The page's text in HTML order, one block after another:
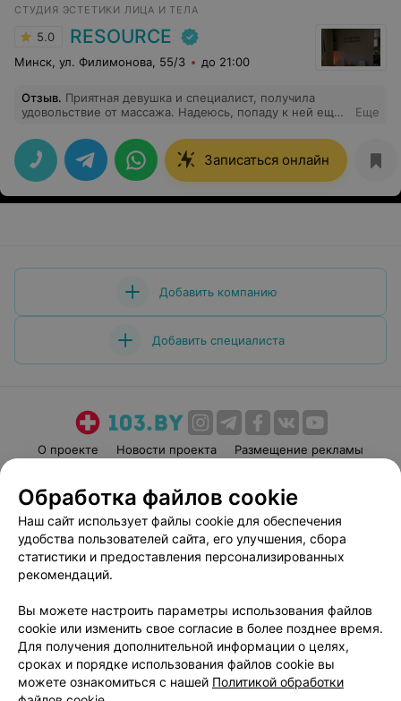
СТУДИЯ ЭСТЕТИКИ ЛИЦА И ТЕЛА
5.0 RESOURCE
Минск, ул. Филимонова, 55/3 до 21:00
Отзыв. Приятная девушка и специалист, получила
удовольствие от массажа. Надеюсь, попаду к ней еще.
Еще
Записаться онлайн
Добавить компанию
Добавить специалиста
О проекте Новости проекта
Размещение рекламы
Пользовательское соглашение
Способы оплаты
Вакансии
Партнеры
Написать руководителю 103.by
Обработка персональных данных
Обработка файлов cookie
Наш сайт использует файлы cookie для обеспечения
удобства пользователей сайта, его улучшения, сбора
статистики и предоставления персонализированных
рекомендаций.
Вы можете настроить параметры использования файлов
cookie или изменить свое согласие в более позднее время.
Для получения дополнительной информации о целях,
сроках и порядке использования файлов cookie вы
можете ознакомиться с нашей Политикой обработки